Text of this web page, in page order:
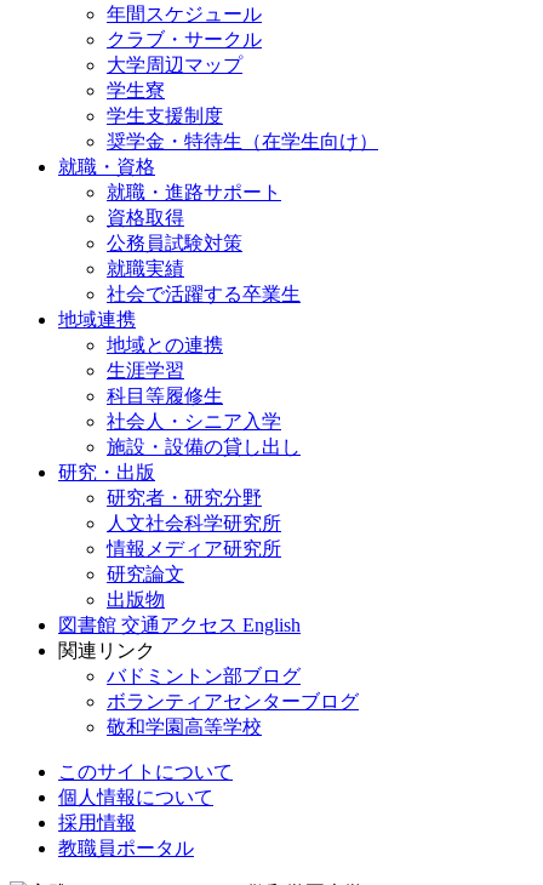
年間スケジュール
クラブ・サークル
大学周辺マップ
学生寮
学生支援制度
奨学金・特待生（在学生向け）
就職・資格
就職・進路サポート
資格取得
公務員試験対策
就職実績
社会で活躍する卒業生
地域連携
地域との連携
生涯学習
科目等履修生
社会人・シニア入学
施設・設備の貸し出し
研究・出版
研究者・研究分野
人文社会科学研究所
情報メディア研究所
研究論文
出版物
図書館 交通アクセス English
関連リンク
バドミントン部ブログ
ボランティアセンターブログ
敬和学園高等学校
このサイトについて
個人情報について
採用情報
教職員ポータル